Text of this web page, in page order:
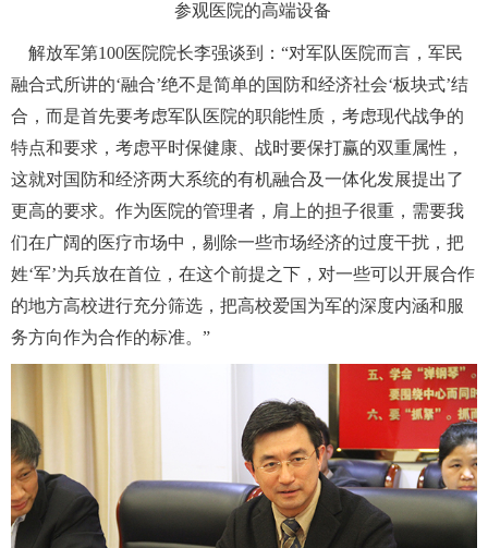
参观医院的高端设备
解放军第100医院院长李强谈到：“对军队医院而言，军民
融合式所讲的‘融合’绝不是简单的国防和经济社会‘板块式’结
合，而是首先要考虑军队医院的职能性质，考虑现代战争的
特点和要求，考虑平时保健康、战时要保打赢的双重属性，
这就对国防和经济两大系统的有机融合及一体化发展提出了
更高的要求。作为医院的管理者，肩上的担子很重，需要我
们在广阔的医疗市场中，剔除一些市场经济的过度干扰，把
姓‘军’为兵放在首位，在这个前提之下，对一些可以开展合作
的地方高校进行充分筛选，把高校爱国为军的深度内涵和服
务方向作为合作的标准。”